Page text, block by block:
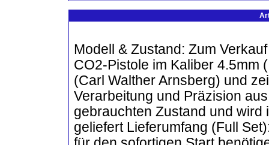
Modell & Zustand: Zum
CO2-Pistole im Kaliber 4.5mm
(Carl Walther Arnsberg) und
Verarbeitung und Präzision
gebrauchten Zustand und
geliefert Lieferumfang (Full